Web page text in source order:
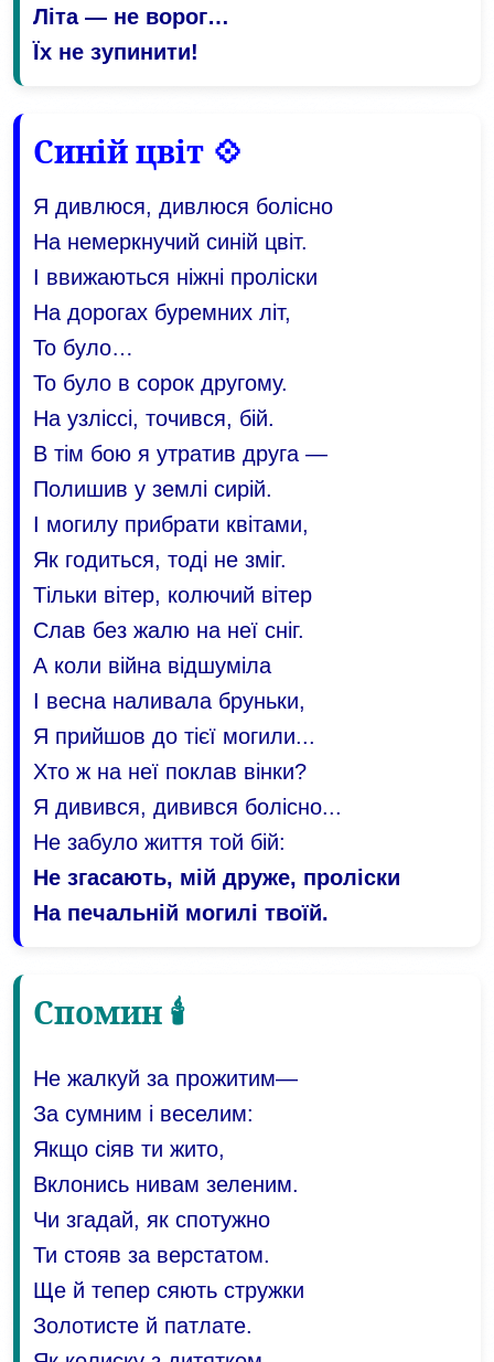
Літа — не ворог…
Їх не зупинити!
Синій цвіт 💠
Я дивлюся, дивлюся болісно
На немеркнучий синій цвіт.
І ввижаються ніжні проліски
На дорогах буремних літ,
То було…
То було в сорок другому.
На узліссі, точився, бій.
В тім бою я утратив друга —
Полишив у землі сирій.
І могилу прибрати квітами,
Як годиться, тоді не зміг.
Тільки вітер, колючий вітер
Слав без жалю на неї сніг.
А коли війна відшуміла
І весна наливала бруньки,
Я прийшов до тієї могили...
Хто ж на неї поклав вінки?
Я дивився, дивився болісно...
Не забуло життя той бій:
Не згасають, мій друже, проліски
На печальній могилі твоїй.
Спомин 🕯️
Не жалкуй за прожитим—
За сумним і веселим:
Якщо сіяв ти жито,
Вклонись нивам зеленим.
Чи згадай, як спотужно
Ти стояв за верстатом.
Ще й тепер сяють стружки
Золотисте й патлате.